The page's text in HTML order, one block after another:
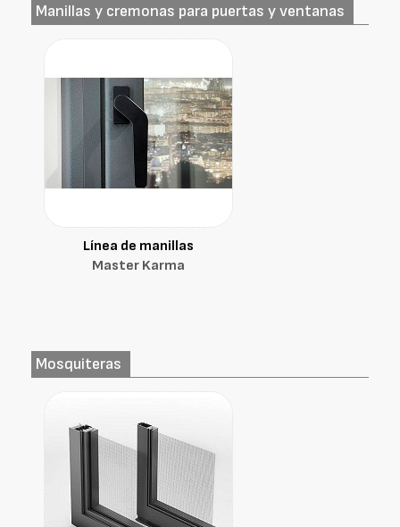
Manillas y cremonas para puertas y ventanas
Línea de manillas
Master Karma
Mosquiteras